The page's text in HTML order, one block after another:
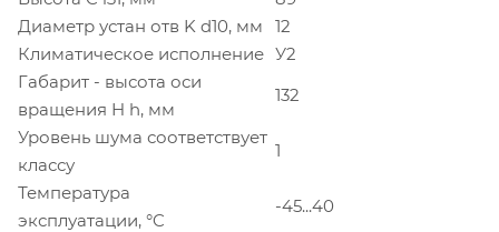
Диаметр устан отв K d10, мм
12
Климатическое исполнение У2
Габарит - высота оси
вращения H h, мм
132
Уровень шума соответствует
классу
1
Температура
эксплуатации, °C
-45...40